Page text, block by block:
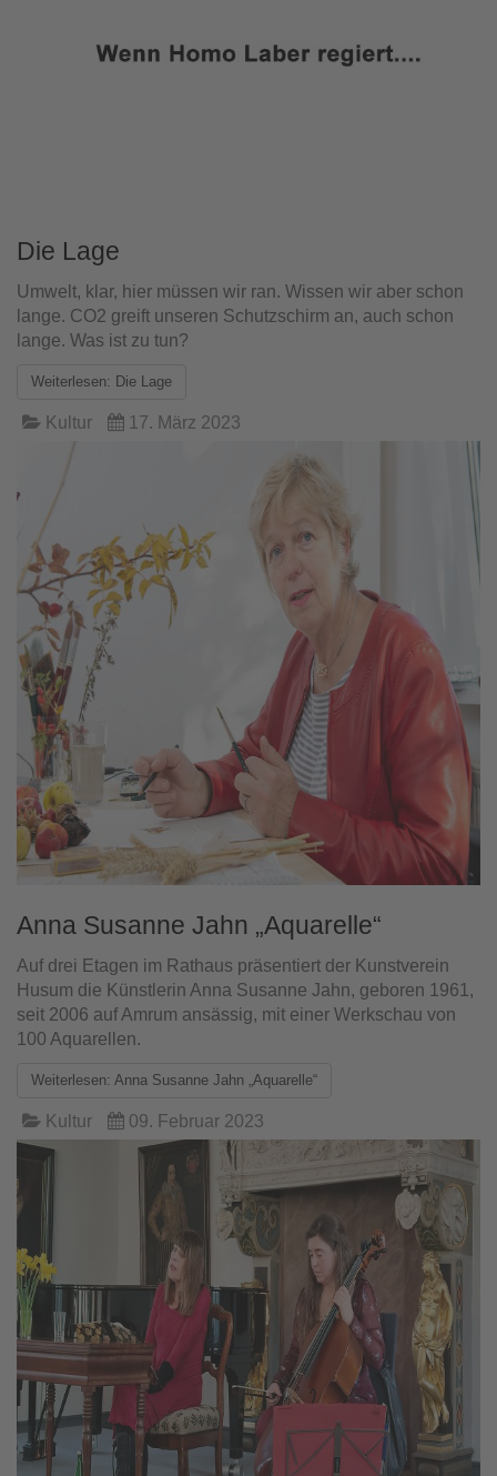
Die Lage
Umwelt, klar, hier müssen wir ran. Wissen wir aber schon
lange. CO2 greift unseren Schutzschirm an, auch schon
lange. Was ist zu tun?
Weiterlesen: Die Lage
Kultur 17. März 2023
Anna Susanne Jahn „Aquarelle“
Auf drei Etagen im Rathaus präsentiert der Kunstverein
Husum die Künstlerin Anna Susanne Jahn, geboren 1961,
seit 2006 auf Amrum ansässig, mit einer Werkschau von
100 Aquarellen.
Weiterlesen: Anna Susanne Jahn „Aquarelle“
Kultur 09. Februar 2023